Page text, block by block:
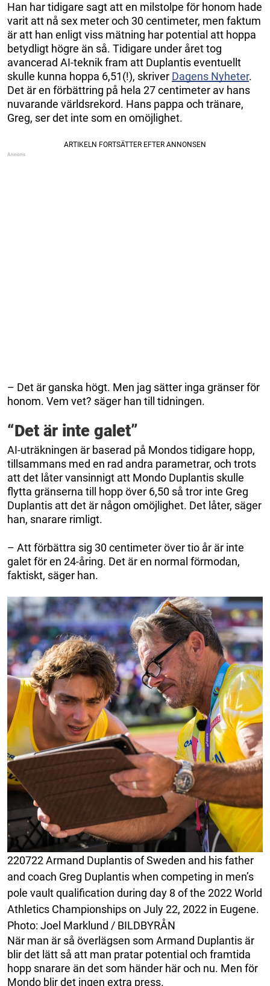
Han har tidigare sagt att en milstolpe för honom hade
varit att nå sex meter och 30 centimeter, men faktum
är att han enligt viss mätning har potential att hoppa
betydligt högre än så. Tidigare under året tog
avancerad AI-teknik fram att Duplantis eventuellt
skulle kunna hoppa 6,51(!), skriver Dagens Nyheter.
Det är en förbättring på hela 27 centimeter av hans
nuvarande världsrekord. Hans pappa och tränare,
Greg, ser det inte som en omöjlighet.
– Det är ganska högt. Men jag sätter inga gränser för
honom. Vem vet? säger han till tidningen.
“Det är inte galet”
AI-uträkningen är baserad på Mondos tidigare hopp,
tillsammans med en rad andra parametrar, och trots
att det låter vansinnigt att Mondo Duplantis skulle
flytta gränserna till hopp över 6,50 så tror inte Greg
Duplantis att det är någon omöjlighet. Det låter, säger
han, snarare rimligt.
– Att förbättra sig 30 centimeter över tio år är inte
galet för en 24-åring. Det är en normal förmodan,
faktiskt, säger han.
220722 Armand Duplantis of Sweden and his father
and coach Greg Duplantis when competing in men’s
pole vault qualification during day 8 of the 2022 World
Athletics Championships on July 22, 2022 in Eugene.
Photo: Joel Marklund / BILDBYRÅN
När man är så överlägsen som Armand Duplantis är
blir det lätt så att man pratar potential och framtida
hopp snarare än det som händer här och nu. Men för
Mondo blir det ingen extra press.